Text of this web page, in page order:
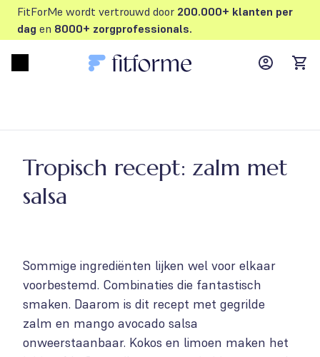
FitForMe wordt vertrouwd door 200.000+ klanten per
dag en 8000+ zorgprofessionals.
MyFFM
Tropisch recept: zalm met
salsa
Sommige ingrediënten lijken wel voor elkaar
voorbestemd. Combinaties die fantastisch
smaken. Daarom is dit recept met gegrilde
zalm en mango avocado salsa
onweerstaanbaar. Kokos en limoen maken het